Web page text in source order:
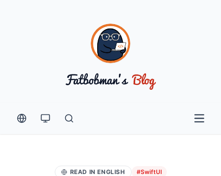
Open
READ IN ENGLISH #SwiftUI